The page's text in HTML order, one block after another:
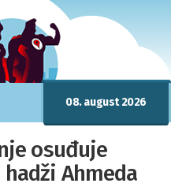
08. august 2026
osuđuje
Ahmeda